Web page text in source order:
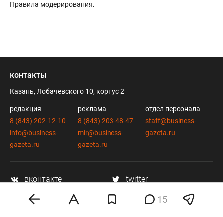
Правила модерирования.
15
контакты
Казань, Лобачевского 10, корпус 2
редакция
8 (843) 202-12-10
info@business-
gazeta.ru
реклама
8 (843) 203-48-47
mir@business-
gazeta.ru
отдел персонала
staff@business-
gazeta.ru
вконтакте
twitter
telegram